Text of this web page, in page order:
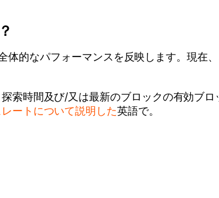
的なパフォーマンスを反映します。現在
索時間及び/又は最新のブロックの有効ブロ
ートについて説明した英語で。